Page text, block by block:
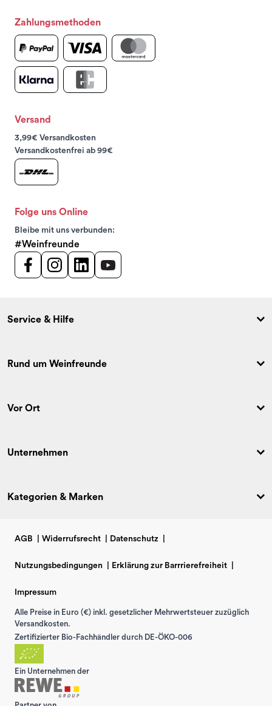
Zahlungsmethoden
Versand
3,99€ Versandkosten
Versandkostenfrei ab 99€
Folge uns Online
Bleibe mit uns verbunden:
#Weinfreunde
Service & Hilfe
Rund um Weinfreunde
Vor Ort
Unternehmen
Kategorien & Marken
AGB Widerrufsrecht Datenschutz
Nutzungsbedingungen Erklärung zur Barrrierefreiheit
Impressum
Alle Preise in Euro (€) inkl. gesetzlicher Mehrwertsteuer zuzüglich
Versandkosten.
Zertifizierter Bio-Fachhändler durch DE-ÖKO-006
Ein Unternehmen der